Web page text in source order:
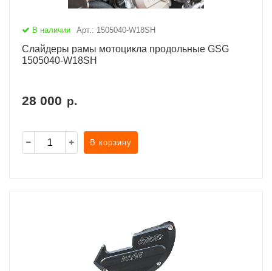
В наличии Арт.: 1505040-W18SH
Слайдеры рамы мотоцикла продольные GSG
1505040-W18SH
28 000 р.
В корзину